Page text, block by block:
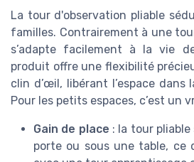
La tour d'observation pliable
familles. Contrairement à une
s’adapte facilement à la vie
produit offre une flexibilité
clin d’œil, libérant l’espace dans
Pour les petits espaces, c’est un
Gain de place : la tour
porte ou sous une table, ce